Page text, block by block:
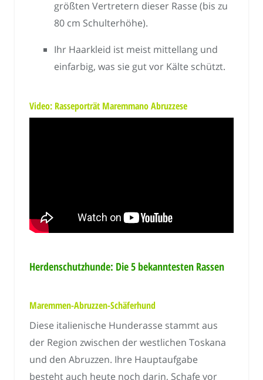
größten Vertretern dieser Rasse (bis zu
80 cm Schulterhöhe).
Ihr Haarkleid ist meist mittellang und
einfarbig, was sie gut vor Kälte schützt.
Video: Rasseporträt Maremmano Abruzzese
Herdenschutzhunde: Die 5 bekanntesten Rassen
Maremmen-Abruzzen-Schäferhund
Diese italienische Hunderasse stammt aus
der Region zwischen der westlichen Toskana
und den Abruzzen. Ihre Hauptaufgabe
besteht auch heute noch darin, Schafe vor